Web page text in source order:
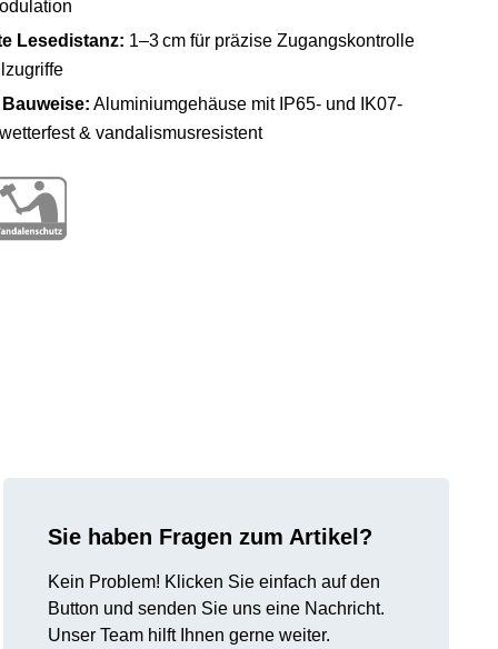
Lesedistanz: 1–3 cm für präzise Zugangskontrolle
Aluminiumgehäuse mit IP65-und
IK07-
& vandalismusresistent
Sie haben Fragen zum Artikel?
Kein Problem! Klicken Sie einfach auf den
Button und senden Sie uns eine Nachricht.
Unser Team hilft Ihnen gerne weiter.